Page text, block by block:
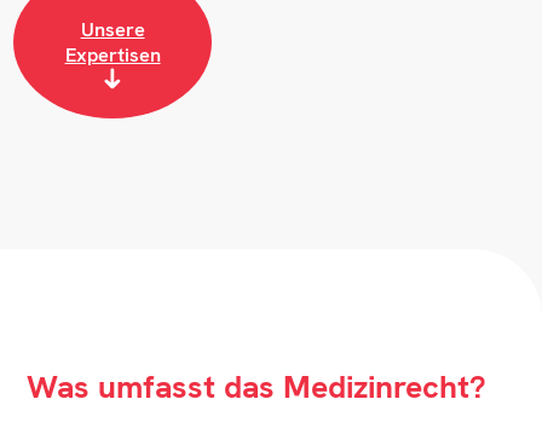
Unsere
Expertisen
Was umfasst das Medizinrecht?